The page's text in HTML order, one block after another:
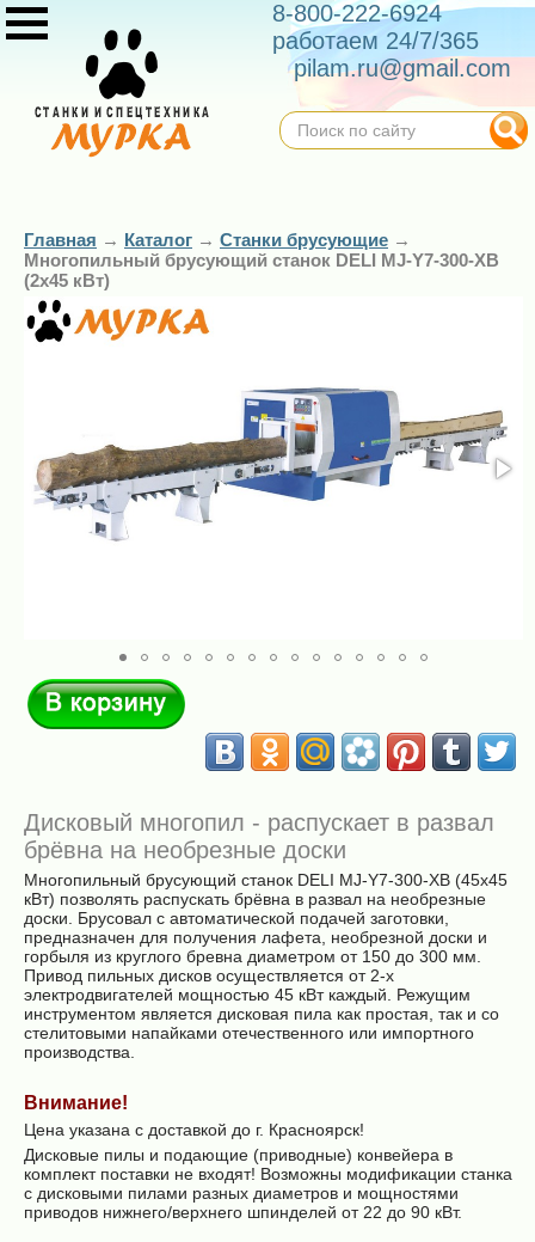
8-800-222-6924
работаем 24/7/365
pilam.ru@gmail.com
Главная → Каталог → Станки брусующие →
Многопильный брусующий станок DELI MJ-Y7-300-XB
(2х45 кВт)
Дисковый многопил - распускает в развал
брёвна на необрезные доски
Многопильный брусующий станок DELI MJ-Y7-300-XB (45х45
кВт) позволять распускать брёвна в развал на необрезные
доски. Брусовал с автоматической подачей заготовки,
предназначен для получения лафета, необрезной доски и
горбыля из круглого бревна диаметром от 150 до 300 мм.
Привод пильных дисков осуществляется от 2-х
электродвигателей мощностью 45 кВт каждый. Режущим
инструментом является дисковая пила как простая, так и со
стелитовыми напайками отечественного или импортного
производства.
Внимание!
Цена указана с доставкой до г. Красноярск!
Дисковые пилы и подающие (приводные) конвейера в
комплект поставки не входят! Возможны модификации станка
с дисковыми пилами разных диаметров и мощностями
приводов нижнего/верхнего шпинделей от 22 до 90 кВт.